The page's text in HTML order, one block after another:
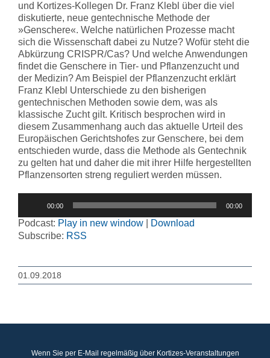
und Kortizes-Kollegen Dr. Franz Klebl über die viel
diskutierte, neue gentechnische Methode der
»Genschere«. Welche natürlichen Prozesse macht
sich die Wissenschaft dabei zu Nutze? Wofür steht die
Abkürzung CRISPR/Cas? Und welche Anwendungen
findet die Genschere in Tier- und Pflanzenzucht und
der Medizin? Am Beispiel der Pflanzenzucht erklärt
Franz Klebl Unterschiede zu den bisherigen
gentechnischen Methoden sowie dem, was als
klassische Zucht gilt. Kritisch besprochen wird in
diesem Zusammenhang auch das aktuelle Urteil des
Europäischen Gerichtshofes zur Genschere, bei dem
entschieden wurde, dass die Methode als Gentechnik
zu gelten hat und daher die mit ihrer Hilfe hergestellten
Pflanzensorten streng reguliert werden müssen.
00:00 00:00
Podcast: Play in new window
Download
Subscribe: RSS
01.09.2018
Wenn Sie per E-Mail regelmäßig über Kortizes-Veranstaltungen